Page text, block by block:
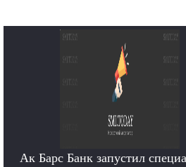
Ак Барс Банк запустил